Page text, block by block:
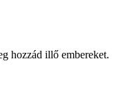
hozzád illő embereket.